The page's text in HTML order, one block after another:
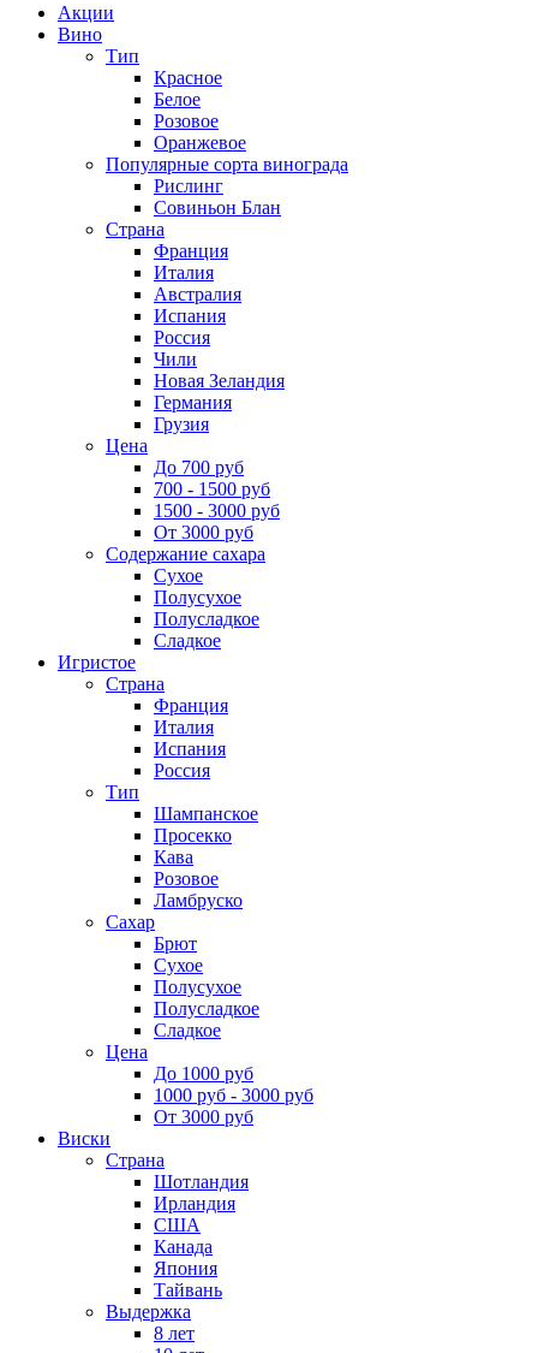
Акции
Вино
Тип
Красное
Белое
Розовое
Оранжевое
Популярные сорта винограда
Рислинг
Совиньон Блан
Страна
Франция
Италия
Австралия
Испания
Россия
Чили
Новая Зеландия
Германия
Грузия
Цена
До 700 руб
700 - 1500 руб
1500 - 3000 руб
От 3000 руб
Содержание сахара
Сухое
Полусухое
Полусладкое
Сладкое
Игристое
Страна
Франция
Италия
Испания
Россия
Тип
Шампанское
Просекко
Кава
Розовое
Ламбруско
Сахар
Брют
Сухое
Полусухое
Полусладкое
Сладкое
Цена
До 1000 руб
1000 руб - 3000 руб
От 3000 руб
Виски
Страна
Шотландия
Ирландия
США
Канада
Япония
Тайвань
Выдержка
8 лет